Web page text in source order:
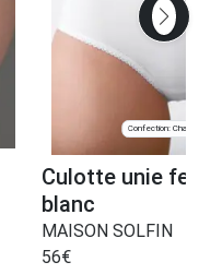
Confection:
Culotte unie
blanc
MAISON SOLFIN
56€